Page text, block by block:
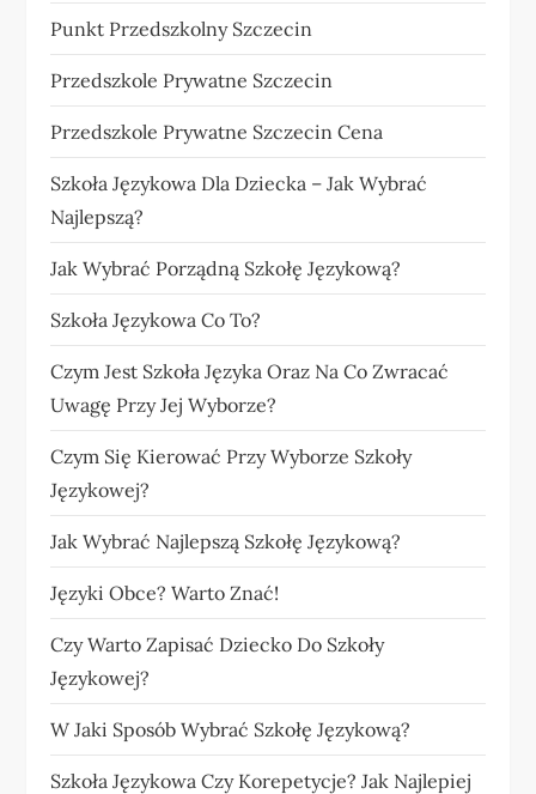
Punkt Przedszkolny Szczecin
Przedszkole Prywatne Szczecin
Przedszkole Prywatne Szczecin Cena
Szkoła Językowa Dla Dziecka – Jak Wybrać
Najlepszą?
Jak Wybrać Porządną Szkołę Językową?
Szkoła Językowa Co To?
Czym Jest Szkoła Języka Oraz Na Co Zwracać
Uwagę Przy Jej Wyborze?
Czym Się Kierować Przy Wyborze Szkoły
Językowej?
Jak Wybrać Najlepszą Szkołę Językową?
Języki Obce? Warto Znać!
Czy Warto Zapisać Dziecko Do Szkoły
Językowej?
W Jaki Sposób Wybrać Szkołę Językową?
Szkoła Językowa Czy Korepetycje? Jak Najlepiej